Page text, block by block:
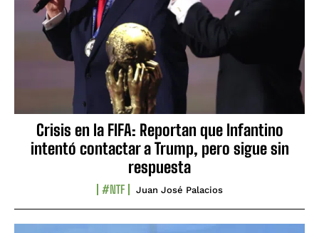
Crisis en la FIFA: Reportan que Infantino
intentó contactar a Trump, pero sigue sin
respuesta
#NTF Juan José Palacios